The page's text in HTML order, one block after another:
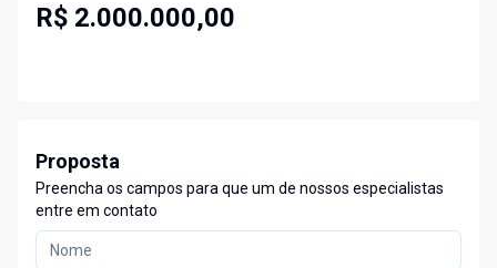
R$ 2.000.000,00
Proposta
Preencha os campos para que um de nossos especialistas
entre em contato